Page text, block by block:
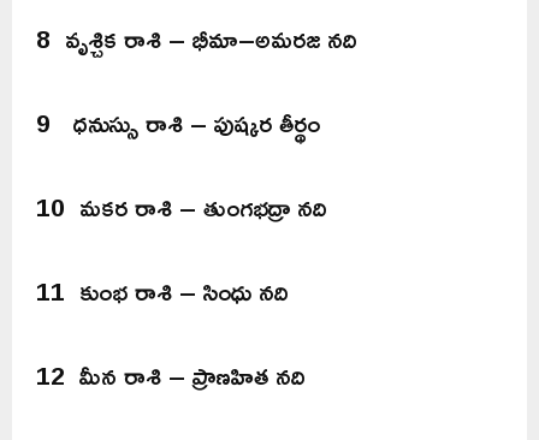
8 వృశ్చిక రాశి – భీమా–అమరజ నది
9 ధనుస్సు రాశి – పుష్కర తీర్థం
10 మకర రాశి – తుంగభద్రా నది
11 కుంభ రాశి – సింధు నది
12 మీన రాశి – ప్రాణహిత నది